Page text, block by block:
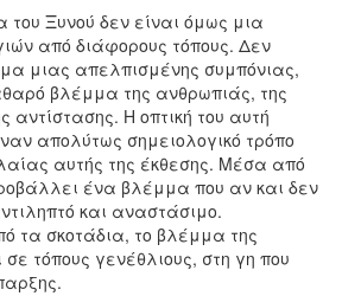
Ξυνού δεν είναι όμως μια
από διάφορους τόπους. Δεν
μιας απελπισμένης συμπόνιας,
βλέμμα της ανθρωπιάς, της
αντίστασης. Η οπτική του αυτή
απολύτως σημειολογικό τρόπο
αυτής της έκθεσης. Μέσα από
ένα βλέμμα που αν και δεν
και αναστάσιμο.
τα σκοτάδια, το βλέμμα της
τόπους γενέθλιους, στη γη που